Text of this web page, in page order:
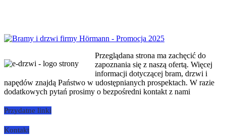
Przeglądana strona ma zachęcić do
zapoznania się z naszą ofertą. Więcej
informacji dotyczącej bram, drzwi i
napędów znajdą Państwo w udostępnianych prospektach. W razie
dodatkowych pytań prosimy o bezpośredni kontakt z nami
Przydatne linki
Kontakt